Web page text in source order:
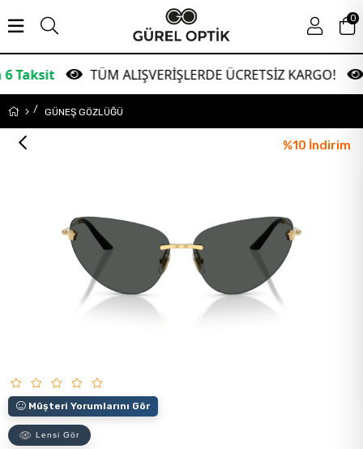
TÜM ALIŞVERİŞLERDE ÜCRETSİZ KARGO!
0
GÜNEŞ GÖZLÜĞÜ
%10 İndirim
Müşteri Yorumlarını Gör
Lensi Gör